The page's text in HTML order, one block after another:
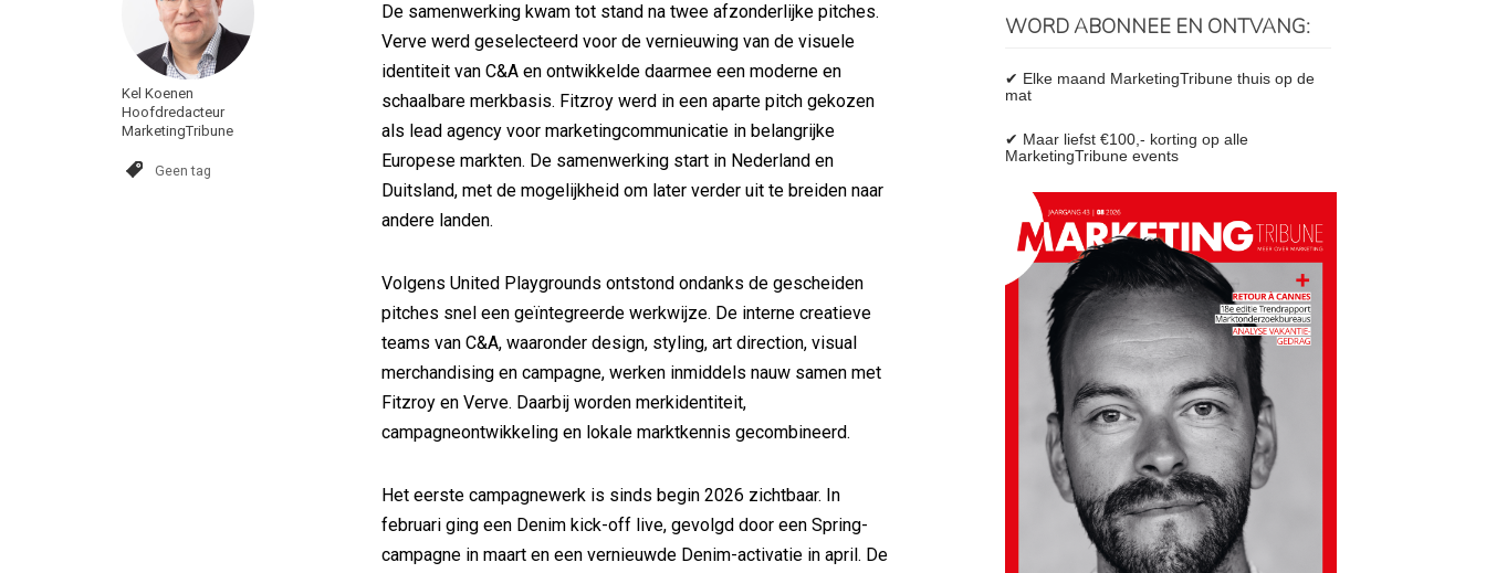
Kel Koenen
Hoofdredacteur
MarketingTribune
Geen tag
De samenwerking kwam tot stand na twee afzonderlijke pitches.
Verve werd geselecteerd voor de vernieuwing van de visuele
identiteit van C&A en ontwikkelde daarmee een moderne en
schaalbare merkbasis. Fitzroy werd in een aparte pitch gekozen
als lead agency voor marketingcommunicatie in belangrijke
Europese markten. De samenwerking start in Nederland en
Duitsland, met de mogelijkheid om later verder uit te breiden naar
andere landen.
Volgens United Playgrounds ontstond ondanks de gescheiden
pitches snel een geïntegreerde werkwijze. De interne creatieve
teams van C&A, waaronder design, styling, art direction, visual
merchandising en campagne, werken inmiddels nauw samen met
Fitzroy en Verve. Daarbij worden merkidentiteit,
campagneontwikkeling en lokale marktkennis gecombineerd.
Het eerste campagnewerk is sinds begin 2026 zichtbaar. In
februari ging een Denim kick-off live, gevolgd door een Spring-
campagne in maart en een vernieuwde Denim-activatie in april. De
WORD ABONNEE EN ONTVANG:
✔ Elke maand MarketingTribune thuis op de
mat
✔ Maar liefst €100,- korting op alle
MarketingTribune events